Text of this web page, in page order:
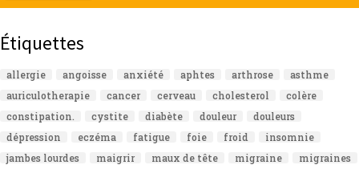
Étiquettes
allergie angoisse anxiété aphtes arthrose
asthme
auriculotherapie
cancer cerveau cholesterol
colère
constipation.
cystite diabète douleur
douleurs
dépression
eczéma fatigue foie froid
insomnie
jambes lourdes
maigrir maux de tête migraine
migraines